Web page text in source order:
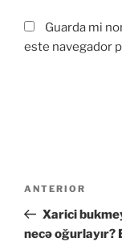
Guarda mi
este navegador
entradas
Entrada
anterior:
ANTERIOR
Xarici
necə oğurlayır?